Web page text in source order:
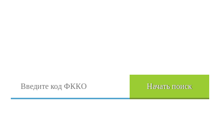
Начать поиск